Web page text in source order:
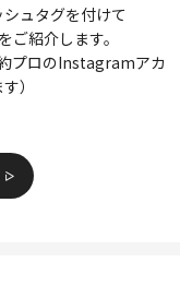
ュタグを付けて
紹介します。
プロのInstagramアカ
）